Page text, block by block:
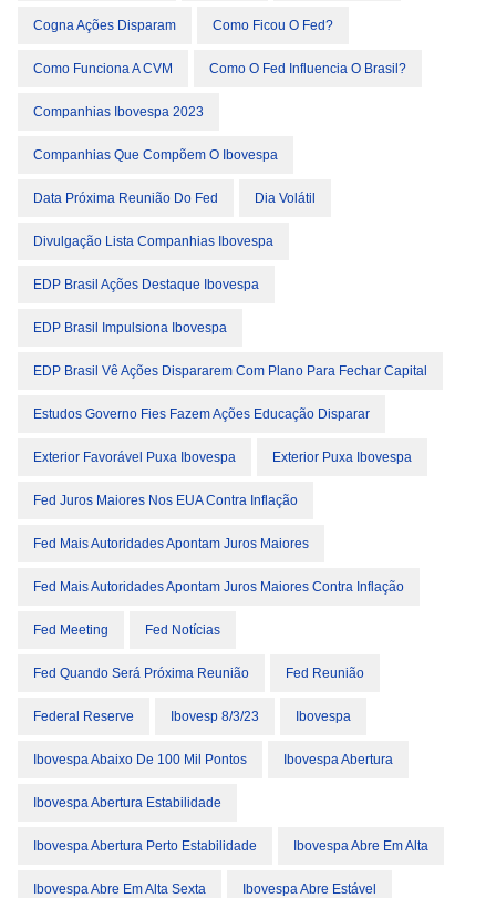
Cogna Ações Disparam Como Ficou O Fed?
Como Funciona A CVM Como O Fed Influencia O Brasil?
Companhias Ibovespa 2023
Companhias Que Compõem O Ibovespa
Data Próxima Reunião Do Fed Dia Volátil
Divulgação Lista Companhias Ibovespa
EDP Brasil Ações Destaque Ibovespa
EDP Brasil Impulsiona Ibovespa
EDP Brasil Vê Ações Dispararem Com Plano Para Fechar Capital
Estudos Governo Fies Fazem Ações Educação Disparar
Exterior Favorável Puxa Ibovespa Exterior Puxa Ibovespa
Fed Juros Maiores Nos EUA Contra Inflação
Fed Mais Autoridades Apontam Juros Maiores
Fed Mais Autoridades Apontam Juros Maiores Contra Inflação
Fed Meeting Fed Notícias
Fed Quando Será Próxima Reunião Fed Reunião
Federal Reserve Ibovesp 8/3/23 Ibovespa
Ibovespa Abaixo De 100 Mil Pontos Ibovespa Abertura
Ibovespa Abertura Estabilidade
Ibovespa Abertura Perto Estabilidade Ibovespa Abre Em Alta
Ibovespa Abre Em Alta Sexta Ibovespa Abre Estável